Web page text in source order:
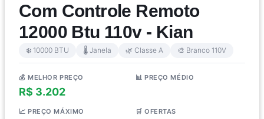
Com Controle Remoto
12000 Btu 110v - Kian
❄️ 10000 BTU 🌡️ Janela 🌿 Classe A 🎨 Branco 110V
💰 MELHOR PREÇO
R$ 3.202
📊 PREÇO MÉDIO
📈 PREÇO MÁXIMO 🛒 OFERTAS